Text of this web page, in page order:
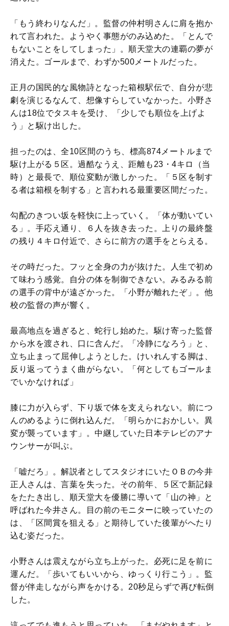
「もう終わりなんだ」。監督の仲村明さんに肩を抱か
れて言われた。ようやく事態がのみ込めた。「とんで
もないことをしてしまった」。順天堂大の連覇の夢が
消えた。ゴールまで、わずか500メートルだった。
正月の国民的な風物詩となった箱根駅伝で、自分が悲
劇を演じるなんて、想像すらしていなかった。小野さ
んは18位でタスキを受け、「少しでも順位を上げよ
う」と駆け出した。
担ったのは、全10区間のうち、標高874メートルまで
駆け上がる５区。過酷なうえ、距離も23・4キロ（当
時）と最長で、順位変動が激しかった。「５区を制す
る者は箱根を制する」と言われる最重要区間だった。
勾配のきつい坂を軽快に上っていく。「体が動いてい
る」。手応え通り、６人を抜き去った。上りの最終盤
の残り４キロ付近で、さらに前方の選手をとらえる。
その時だった。フッと全身の力が抜けた。人生で初め
て味わう感覚。自分の体を制御できない。みるみる前
の選手の背中が遠ざかった。「小野が離れたぞ」。他
校の監督の声が響く。
最高地点を過ぎると、蛇行し始めた。駆け寄った監督
から水を渡され、口に含んだ。「冷静になろう」と、
立ち止まって屈伸しようとした。けいれんする脚は、
反り返ってうまく曲がらない。「何としてもゴールま
でいかなければ」
膝に力が入らず、下り坂で体を支えられない。前につ
んのめるように倒れ込んだ。「明らかにおかしい。異
変が襲っています」。中継していた日本テレビのアナ
ウンサーが叫ぶ。
「嘘だろ」。解説者としてスタジオにいたＯＢの今井
正人さんは、言葉を失った。その前年、５区で新記録
をたたき出し、順天堂大を優勝に導いて「山の神」と
呼ばれた今井さん。目の前のモニターに映っていたの
は、「区間賞を狙える」と期待していた後輩がへたり
込む姿だった。
小野さんは震えながら立ち上がった。必死に足を前に
運んだ。「歩いてもいいから、ゆっくり行こう」。監
督が伴走しながら声をかける。20秒足らずで再び転倒
した。